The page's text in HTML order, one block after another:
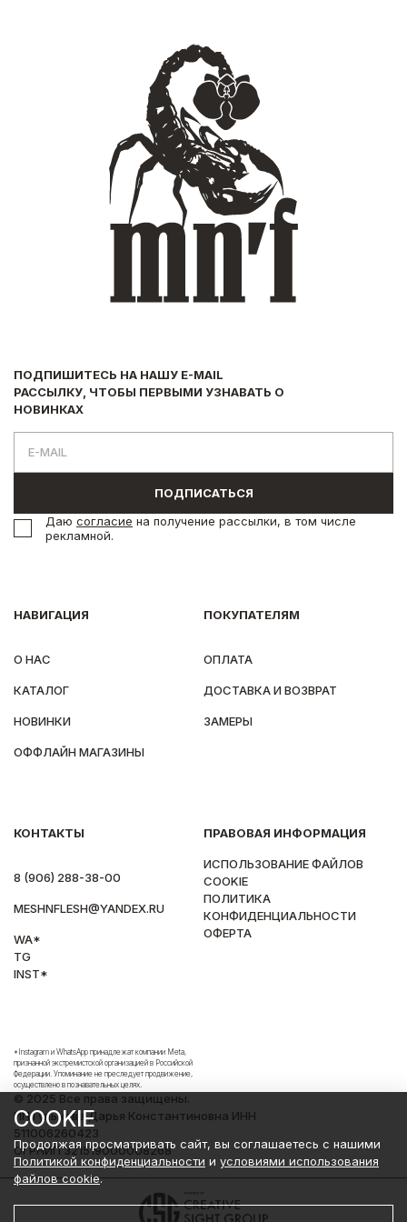
НАВИГАЦИЯ
О НАС
КАТАЛОГ
НОВИНКИ
ОФФЛАЙН МАГАЗИНЫ
ПОКУПАТЕЛЯМ
ОПЛАТА
ДОСТАВКА И ВОЗВРАТ
ЗАМЕРЫ
КОНТАКТЫ
8 (906) 288-38-00
MESHNFLESH@YANDEX.RU
WA*
TG
INST*
ПРАВОВАЯ ИНФОРМАЦИЯ
ИСПОЛЬЗОВАНИЕ ФАЙЛОВ
COOKIE
ПОЛИТИКА
КОНФИДЕНЦИАЛЬНОСТИ
ОФЕРТА
ПОДПИШИТЕСЬ НА НАШУ E-MAIL
РАССЫЛКУ, ЧТОБЫ ПЕРВЫМИ УЗНАВАТЬ О
НОВИНКАХ
ПОДПИСАТЬСЯ
Даю согласие на получение рассылки, в том числе
рекламной.
© 2025 Все права защищены.
ИП Гульнева Дарья Константиновна ИНН
511006260423
ОГРНИП 321519000008268
*Instagram и WhatsApp принадлежат компании Meta,
признанной экстремистской организацией в Российской
Федерации. Упоминание не преследует продвижение,
осуществлено в познавательных целях.
COOKIE
Продолжая просматривать сайт, вы соглашаетесь с нашими
Политикой конфиденциальности и условиями использования
файлов cookie.